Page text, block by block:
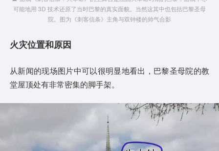
可能地用 3D 技术还原了当时巴黎的真实面貌。当然这其中也包括巴黎圣母
院。图为《刺客信条》主角与双钟楼的帅气合影
火灾位置和原因
从新闻的现场图片中可以很明显地看出，巴黎圣母院的教
堂屋顶处有非常密集的脚手架。